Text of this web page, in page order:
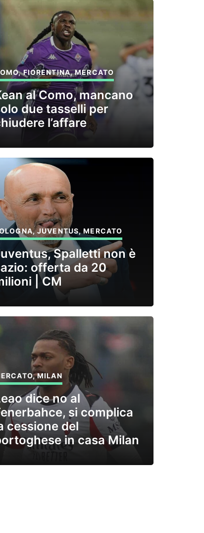
,FIORENTINA,MERCATO
al Como, mancano
due tasselli per
l’affare
,JUVENTUS,MERCATO
Spalletti non è
offerta da 20
| CM
,MILAN
dice no al
si complica
cessione del
in casa Milan